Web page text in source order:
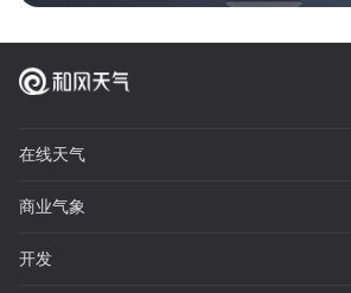
在线天气
商业气象
开发